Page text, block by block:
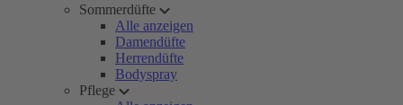
Sommerdüfte
Alle anzeigen
Damendüfte
Herrendüfte
Bodyspray
Pflege